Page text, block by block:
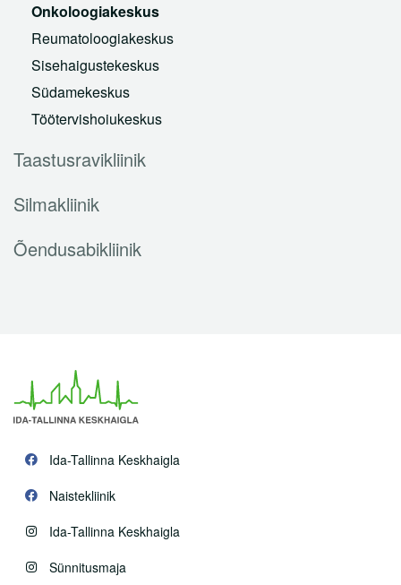
Haiglast
Kontakt
Onkoloogiakeskus
Reumatoloogiakeskus
Sisehaigustekeskus
Südamekeskus
Töötervishoiukeskus
Taastusravikliinik
Silmakliinik
Õendusabikliinik
Ida-Tallinna Keskhaigla
Naistekliinik
Ida-Tallinna Keskhaigla
Sünnitusmaja